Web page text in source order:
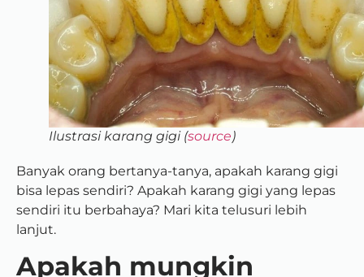
Ilustrasi karang gigi (source)
Banyak orang bertanya-tanya, apakah karang gigi
bisa lepas sendiri? Apakah karang gigi yang lepas
sendiri itu berbahaya? Mari kita telusuri lebih
lanjut.
Apakah mungkin